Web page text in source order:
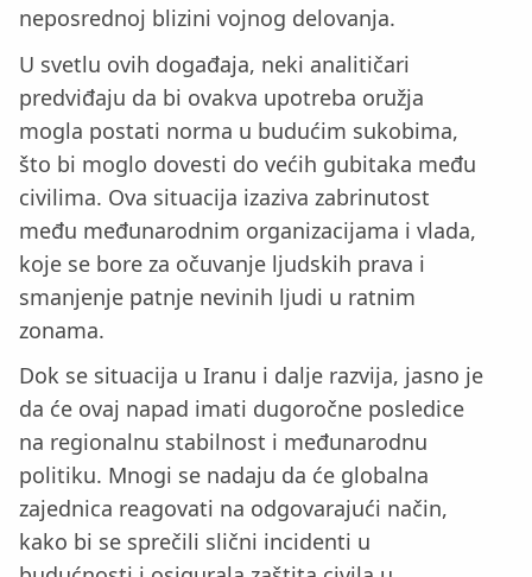
neposrednoj blizini vojnog delovanja.
U svetlu ovih događaja, neki analitičari
predviđaju da bi ovakva upotreba oružja
mogla postati norma u budućim sukobima,
što bi moglo dovesti do većih gubitaka među
civilima. Ova situacija izaziva zabrinutost
među međunarodnim organizacijama i vlada,
koje se bore za očuvanje ljudskih prava i
smanjenje patnje nevinih ljudi u ratnim
zonama.
Dok se situacija u Iranu i dalje razvija, jasno je
da će ovaj napad imati dugoročne posledice
na regionalnu stabilnost i međunarodnu
politiku. Mnogi se nadaju da će globalna
zajednica reagovati na odgovarajući način,
kako bi se sprečili slični incidenti u